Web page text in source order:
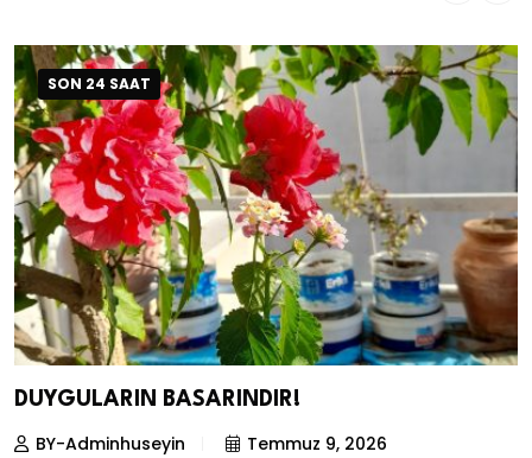
SON 24 SAAT
DUYGULARIN BASARINDIR!
BY-Adminhuseyin Temmuz 9, 2026